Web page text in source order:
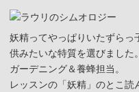
妖精ってやっぱりいたずら
供みたいな特質を選びました。
ガーデニング＆養蜂担当。
レッスンの「妖精」のとこ